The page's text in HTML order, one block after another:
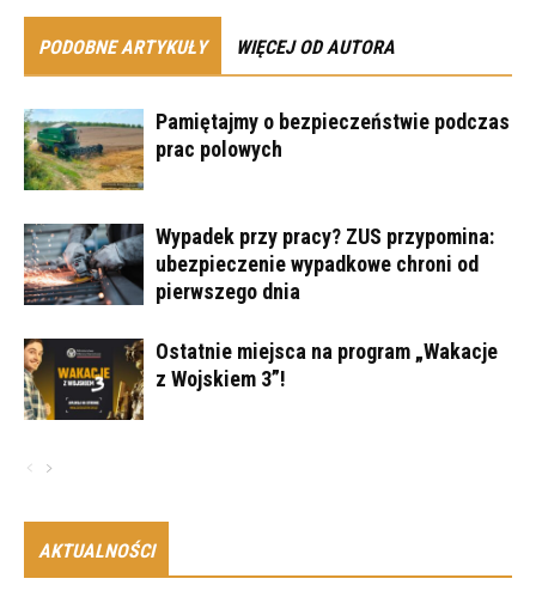
PODOBNE ARTYKUŁY WIĘCEJ OD AUTORA
Pamiętajmy o bezpieczeństwie podczas
prac polowych
Wypadek przy pracy? ZUS przypomina:
ubezpieczenie wypadkowe chroni od
pierwszego dnia
Ostatnie miejsca na program „Wakacje
z Wojskiem 3”!
AKTUALNOŚCI